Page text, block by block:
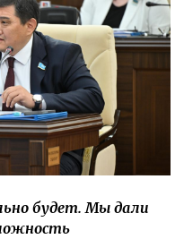
будет. Мы дали